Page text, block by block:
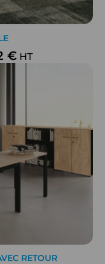
€HT
RETOUR